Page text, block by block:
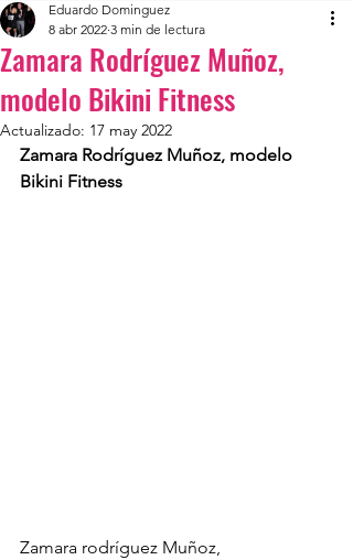
Zamara Rodríguez Muñoz,
modelo Bikini Fitness
Eduardo Dominguez
8 abr 2022 3 min de lectura
Actualizado: 17 may 2022
Zamara Rodríguez Muñoz, modelo
Bikini Fitness
Zamara rodríguez Muñoz,